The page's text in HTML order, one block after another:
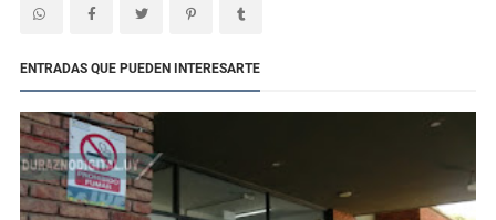
ENTRADAS QUE PUEDEN INTERESARTE